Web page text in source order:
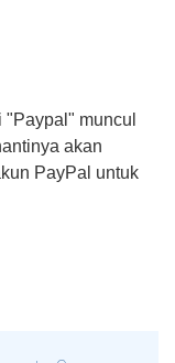
muncul
akan
PayPal untuk